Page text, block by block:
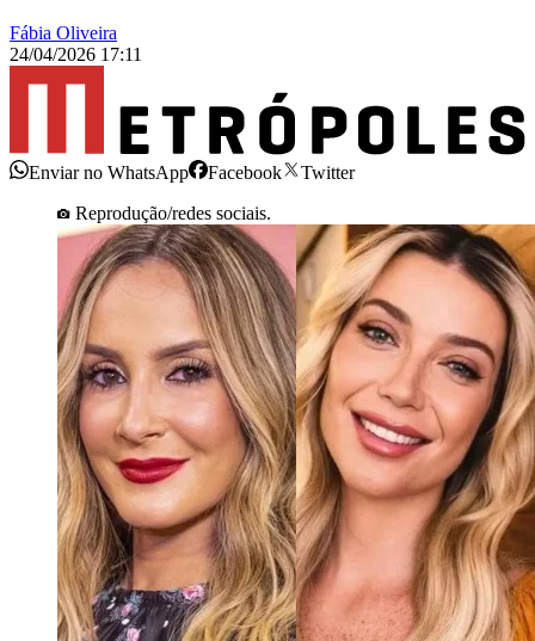
Fábia Oliveira
24/04/2026 17:11
Enviar no WhatsApp Facebook
Twitter
Reprodução/redes sociais.